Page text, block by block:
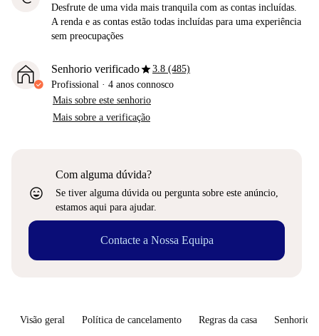
Desfrute de uma vida mais tranquila com as contas incluídas.
A renda e as contas estão todas incluídas para uma experiência
sem preocupações
Senhorio verificadostar3.8 (485)
Profissional · 4 anos connosco
Mais sobre este senhorio
Mais sobre a verificação
sentiment_very_satisfied
Com alguma dúvida?
Se tiver alguma dúvida ou pergunta sobre este anúncio,
estamos aqui para ajudar.
Contacte a Nossa Equipa
Visão geral Política de cancelamento Regras da casa Senhorio